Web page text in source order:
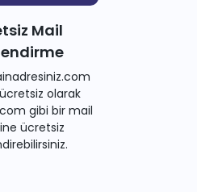
Mail
olarak
gibi bir mail
ücretsiz